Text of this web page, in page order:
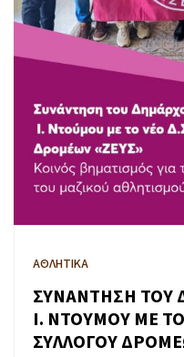
ΑΘΛΗΤΙΚΑ
ΣΥΝΑΝΤΗΣΗ ΤΟΥ
Ι. ΝΤΟΥΜΟΥ ΜΕ
ΣΥΛΛΟΓΟΥ